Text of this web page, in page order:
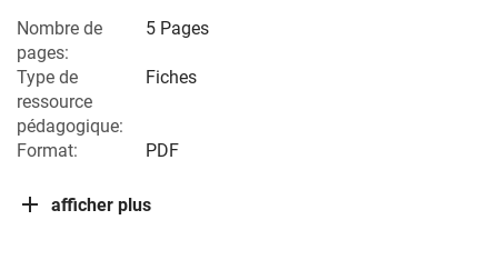
Nombre de
pages:
5 Pages
Type de
ressource
pédagogique:
Fiches
Format: PDF
afficher plus